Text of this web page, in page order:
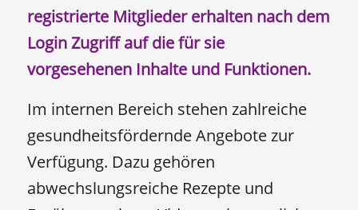
registrierte Mitglieder erhalten nach dem
Login Zugriff auf die für sie
vorgesehenen Inhalte und Funktionen.
Im internen Bereich stehen zahlreiche
gesundheitsfördernde Angebote zur
Verfügung. Dazu gehören
abwechslungsreiche Rezepte und